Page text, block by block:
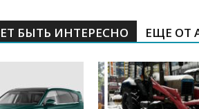
БЫТЬ ИНТЕРЕСНО ЕЩЕ ОТ